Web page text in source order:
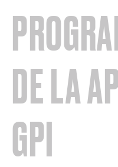
DE LA
GPI